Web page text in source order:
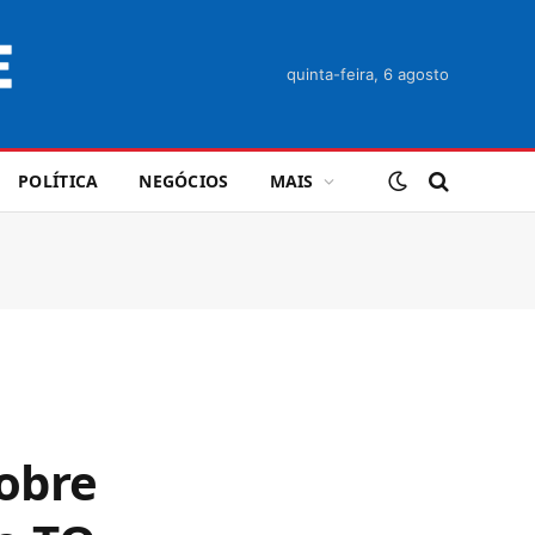
quinta-feira, 6 agosto
POLÍTICA NEGÓCIOS MAIS